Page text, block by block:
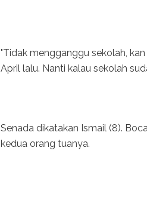
"Tidak mengganggu sekolah,
April lalu. Nanti kalau sekolah
Senada dikatakan Ismail (8).
kedua orang tuanya.